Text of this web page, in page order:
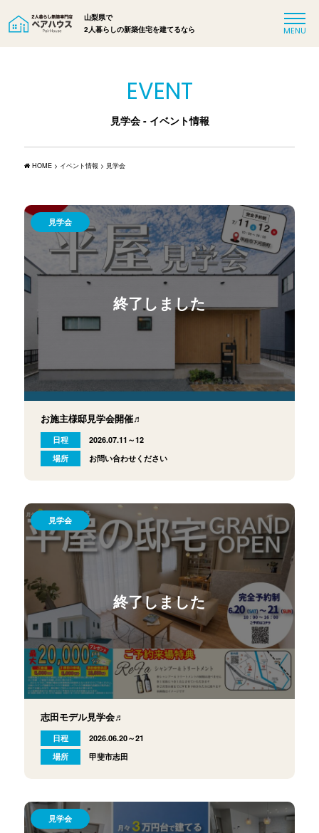
山梨県で
2人暮らしの新築住宅を建てるなら
EVENT
見学会 - イベント情報
HOME > イベント情報 > 見学会
終了しました
見学会
お施主様邸見学会開催♬
日程
2026.07.11～12
場所
お問い合わせください
終了しました
見学会
志田モデル見学会♬
日程
2026.06.20～21
場所
甲斐市志田
見学会